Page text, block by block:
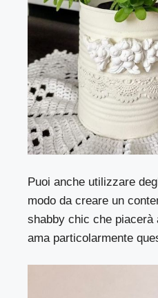
Puoi anche utilizzare
modo da creare un
shabby chic che piacerà
ama particolarmente